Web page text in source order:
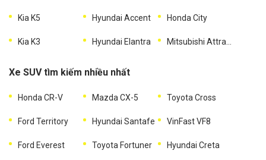
Kia K5 Hyundai Accent Honda City
Kia K3 Hyundai Elantra Mitsubishi Attrage
Xe SUV tìm kiếm nhiều nhất
Honda CR-V Mazda CX-5 Toyota Cross
Ford Territory Hyundai Santafe VinFast VF8
Ford Everest Toyota Fortuner Hyundai Creta